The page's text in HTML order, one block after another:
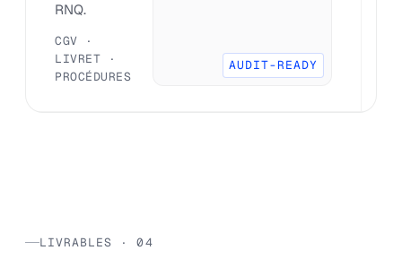
RNQ.
CGV ·
LIVRET ·
PROCÉDURES
AUDIT-READY
LIVRABLES · 04